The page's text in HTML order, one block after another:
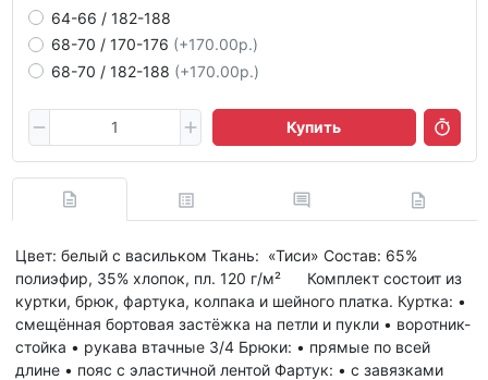
64-66 / 182-188
68-70 / 170-176 (+170.00р.)
68-70 / 182-188 (+170.00р.)
Купить
Цвет: белый с васильком Ткань: «Тиси» Состав: 65%
полиэфир, 35% хлопок, пл. 120 г/м² Комплект состоит из
куртки, брюк, фартука, колпака и шейного платка. Куртка: •
смещённая бортовая застёжка на петли и пукли • воротник-
стойка • рукава втачные 3/4 Брюки: • прямые по всей
длине • пояс с эластичной лентой Фартук: • с завязками